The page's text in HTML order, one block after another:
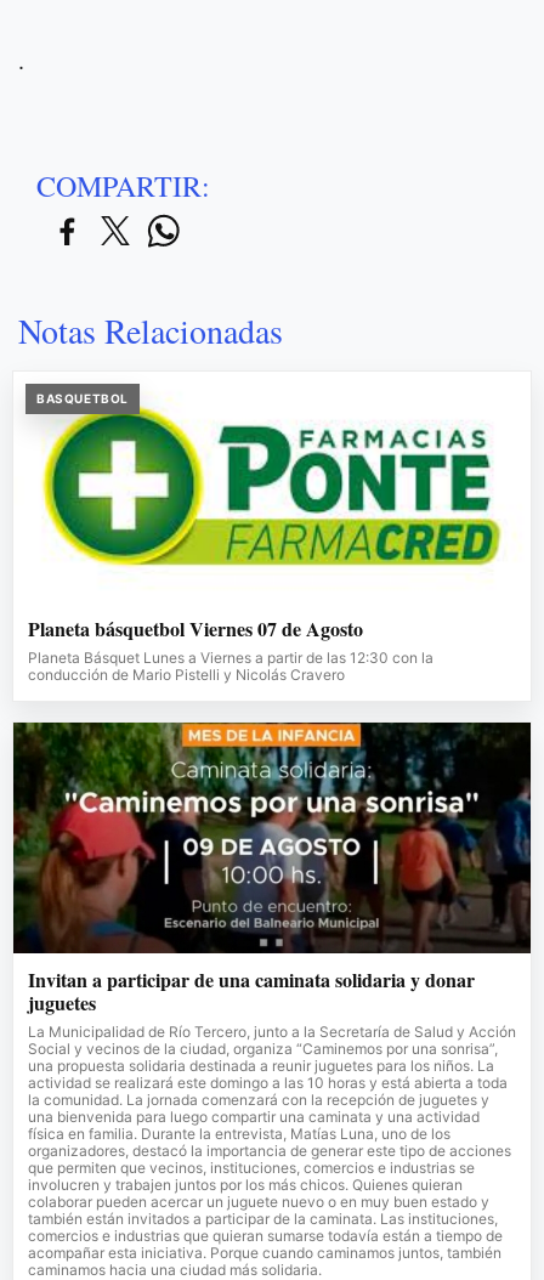
.
COMPARTIR:
Notas Relacionadas
BASQUETBOL
Planeta básquetbol Viernes 07 de Agosto
Planeta Básquet Lunes a Viernes a partir de las 12:30 con la
conducción de Mario Pistelli y Nicolás Cravero
Invitan a participar de una caminata solidaria y donar
juguetes
La Municipalidad de Río Tercero, junto a la Secretaría de Salud y Acción
Social y vecinos de la ciudad, organiza “Caminemos por una sonrisa”,
una propuesta solidaria destinada a reunir juguetes para los niños. La
actividad se realizará este domingo a las 10 horas y está abierta a toda
la comunidad. La jornada comenzará con la recepción de juguetes y
una bienvenida para luego compartir una caminata y una actividad
física en familia. Durante la entrevista, Matías Luna, uno de los
organizadores, destacó la importancia de generar este tipo de acciones
que permiten que vecinos, instituciones, comercios e industrias se
involucren y trabajen juntos por los más chicos. Quienes quieran
colaborar pueden acercar un juguete nuevo o en muy buen estado y
también están invitados a participar de la caminata. Las instituciones,
comercios e industrias que quieran sumarse todavía están a tiempo de
acompañar esta iniciativa. Porque cuando caminamos juntos, también
caminamos hacia una ciudad más solidaria.